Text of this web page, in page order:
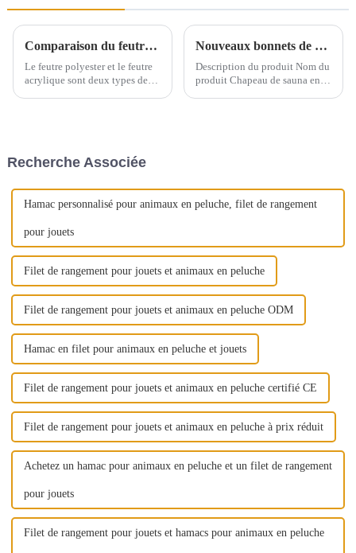
Comparaison du feutre polyester et du feutre acrylique : principales différences
Le feutre polyester et le feutre
acrylique sont deux types de
Matériau : feutre polyester :
Nouveaux bonnets de sauna ! Bonnets de sauna lavables en tissu éponge, bonnets de séchage unisexes
Description du produit Nom du
produit Chapeau de sauna en
Recherche Associée
Hamac personnalisé pour animaux en peluche, filet de rangement
pour jouets
Filet de rangement pour jouets et animaux en peluche
Filet de rangement pour jouets et animaux en peluche ODM
Hamac en filet pour animaux en peluche et jouets
Filet de rangement pour jouets et animaux en peluche certifié CE
Filet de rangement pour jouets et animaux en peluche à prix réduit
Achetez un hamac pour animaux en peluche et un filet de rangement
pour jouets
Filet de rangement pour jouets et hamacs pour animaux en peluche